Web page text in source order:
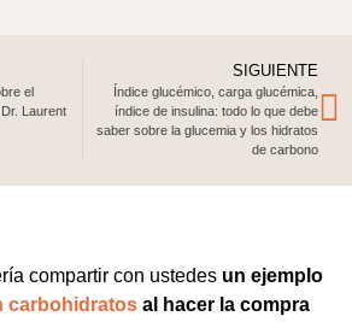
el
Laurent
SIGUIENTE
Índice glucémico, carga glucémica,
índice de insulina: todo lo que debe
saber sobre la glucemia y los hidratos
de carbono
compartir con ustedes un ejemplo
carbohidratos al hacer la compra